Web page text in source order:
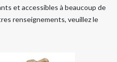
et accessibles à beaucoup de
renseignements, veuillez le